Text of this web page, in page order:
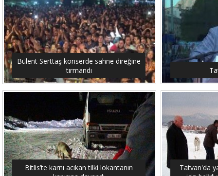
Bülent Serttaş konserde sahne direğine
tırmandı
Bitlis’te karnı acıkan tilki lokantanın
Tatvan'da